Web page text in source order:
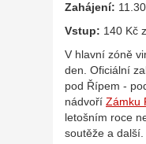
Zahájení: 11.30
Vstup: 140 Kč
V hlavní zóně
den. Oficiální
pod Řípem -
nádvoří Zámku
letošním roce
soutěže a další.